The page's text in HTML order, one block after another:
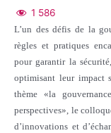
1 586
L’un des défis de la
règles et pratiques
pour garantir la
optimisant leur impact
thème «la
perspectives», le
d’innovations et